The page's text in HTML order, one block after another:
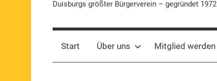
Duisburgs größter Bürgerverein – gegründet 1972
Start Über uns Mitglied werden